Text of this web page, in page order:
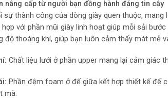
nâng cấp từ người bạn đồng hành đáng tin cậy
sự thành công của dòng giày quen thuộc,
với phần mũi giày linh hoạt giúp mỗi sải
độ thoáng khí, giúp bạn luôn cảm thấy mát mẻ
Chất liệu lưới ở phần upper mang lại cảm giác
Phần đệm foam ở đế giữa kết hợp thiết kế đế
mà.